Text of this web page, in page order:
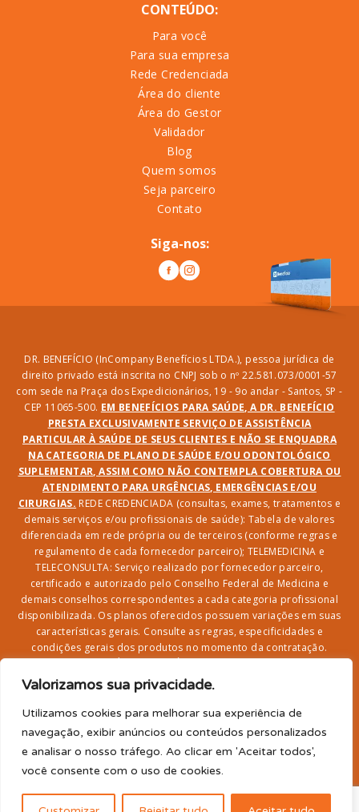
Valorizamos sua privacidade.
Utilizamos cookies para melhorar sua experiência de
navegação, exibir anúncios ou conteúdos personalizados
e analisar o nosso tráfego. Ao clicar em 'Aceitar todos',
você consente com o uso de cookies.
CONTEÚDO:
Para você
Para sua empresa
Rede Credenciada
Área do cliente
Área do Gestor
Validador
Blog
Quem somos
Seja parceiro
Contato
Siga-nos:
DR. BENEFÍCIO (InCompany Benefícios LTDA.), pessoa jurídica de
direito privado está inscrita no CNPJ sob o nº 22.581.073/0001-57
com sede na Praça dos Expedicionários, 19 - 9o andar - Santos, SP -
CEP 11065-500. EM BENEFÍCIOS PARA SAÚDE, A DR. BENEFÍCIO
PRESTA EXCLUSIVAMENTE SERVIÇO DE ASSISTÊNCIA
PARTICULAR À SAÚDE DE SEUS CLIENTES E NÃO SE ENQUADRA
NA CATEGORIA DE PLANO DE SAÚDE E/OU ODONTOLÓGICO
SUPLEMENTAR, ASSIM COMO NÃO CONTEMPLA COBERTURA OU
ATENDIMENTO PARA URGÊNCIAS, EMERGÊNCIAS E/OU
CIRURGIAS. REDE CREDENCIADA (consultas, exames, tratamentos e
demais serviços e/ou profissionais de saúde): Tabela de valores
diferenciada em rede própria ou de terceiros (conforme regras e
regulamento de cada fornecedor parceiro); TELEMEDICINA e
TELECONSULTA: Serviço realizado por fornecedor parceiro,
certificado e autorizado pelo Conselho Federal de Medicina e
demais conselhos correspondentes a cada categoria profissional
disponibilizada. Os planos oferecidos possuem variações em suas
características gerais. Consulte as regras, especificidades e
condições gerais dos produtos no momento da contratação.
serviços na rede credenciada;SEGURO DE VIDA, ACIDENTES
PESSOAIS, ASSISTÊNCIA FUNERAL 24H, ASSISTÊNCIA
RESIDENCIAL E SORTEIO: Produto com registro SUSEP
garantido pela SEGUROS SURA (CNPJ sob o nº
adesão/elegibilidade de 64 anos (titular) e carência de 60
para utilização.
2026© Dr. Benefício - Todos os direitos reservados